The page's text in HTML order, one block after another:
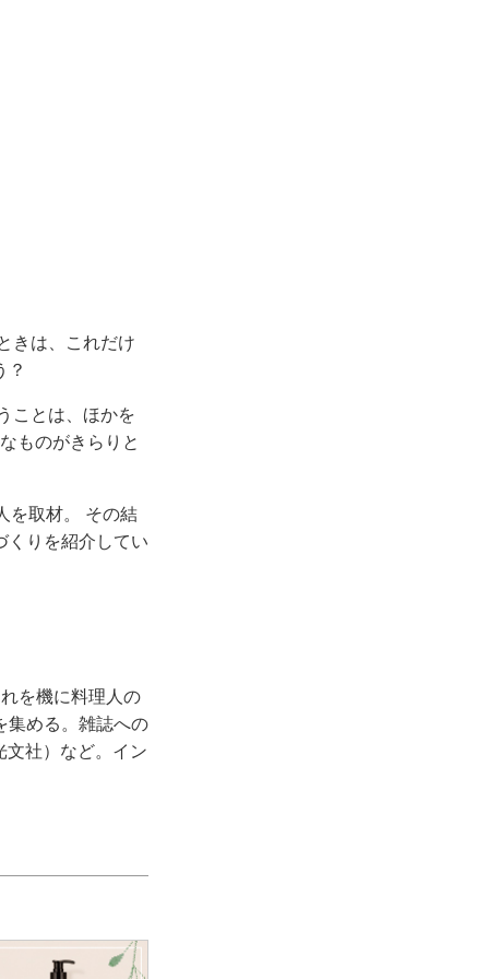
きは、これだけ
？
ことは、ほかを
ものがきらりと
を取材。 その結
くりを紹介してい
を機に料理人の
集める。雑誌への
文社）など。イン